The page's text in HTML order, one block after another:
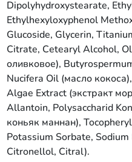
Dipolyhydroxystearate,
Ethylhexyloxyphenol
Glucoside, Glycerin,
Citrate, Cеtearyl Alcohol,
оливковое),
Nucifera Oil (масло
Algae Extract (экстракт
Allantoin, Polysaccharid
коньяк маннан),
Potassium Sorbate,
Citronellol, Citral).